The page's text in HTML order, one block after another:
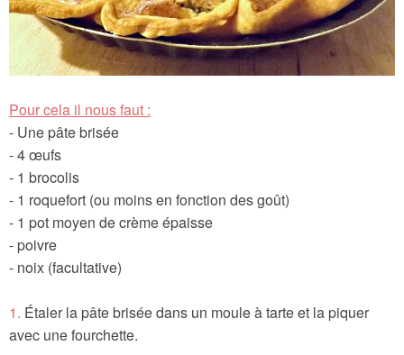
Pour cela il nous faut :
- Une pâte brisée
- 4 œufs
- 1 brocolis
- 1 roquefort (ou moins en fonction des goût)
- 1 pot moyen de crème épaisse
- poivre
- noix (facultative)
1. Étaler la pâte brisée dans un moule à tarte et la piquer
avec une fourchette.